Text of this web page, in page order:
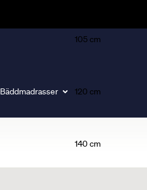
Bäddmadrasser
105 cm
120 cm
140 cm